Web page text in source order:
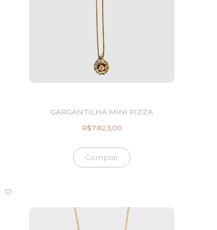
GARGANTILHA MINI PIZZA
R$7.823,00
Comprar